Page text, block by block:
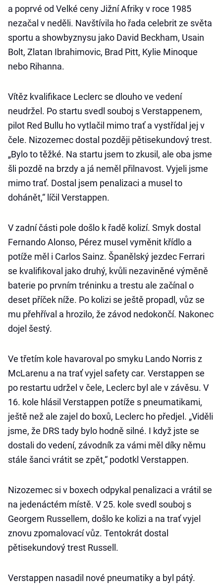
a poprvé od Velké ceny Jižní Afriky v roce 1985
nezačal v neděli. Navštívila ho řada celebrit ze světa
sportu a showbyznysu jako David Beckham, Usain
Bolt, Zlatan Ibrahimovic, Brad Pitt, Kylie Minoque
nebo Rihanna.
Vítěz kvalifikace Leclerc se dlouho ve vedení
neudržel. Po startu svedl souboj s Verstappenem,
pilot Red Bullu ho vytlačil mimo trať a vystřídal jej v
čele. Nizozemec dostal později pětisekundový trest.
„Bylo to těžké. Na startu jsem to zkusil, ale oba jsme
šli pozdě na brzdy a já neměl přilnavost. Vyjeli jsme
mimo trať. Dostal jsem penalizaci a musel to
dohánět,“ líčil Verstappen.
V zadní části pole došlo k řadě kolizí. Smyk dostal
Fernando Alonso, Pérez musel vyměnit křídlo a
potíže měl i Carlos Sainz. Španělský jezdec Ferrari
se kvalifikoval jako druhý, kvůli nezaviněné výměně
baterie po prvním tréninku a trestu ale začínal o
deset příček níže. Po kolizi se ještě propadl, vůz se
mu přehříval a hrozilo, že závod nedokončí. Nakonec
dojel šestý.
Ve třetím kole havaroval po smyku Lando Norris z
McLarenu a na trať vyjel safety car. Verstappen se
po restartu udržel v čele, Leclerc byl ale v závěsu. V
16. kole hlásil Verstappen potíže s pneumatikami,
ještě než ale zajel do boxů, Leclerc ho předjel. „Viděli
jsme, že DRS tady bylo hodně silné. I když jste se
dostali do vedení, závodník za vámi měl díky němu
stále šanci vrátit se zpět,“ podotkl Verstappen.
Nizozemec si v boxech odpykal penalizaci a vrátil se
na jedenáctém místě. V 25. kole svedl souboj s
Georgem Russellem, došlo ke kolizi a na trať vyjel
znovu zpomalovací vůz. Tentokrát dostal
pětisekundový trest Russell.
Verstappen nasadil nové pneumatiky a byl pátý.